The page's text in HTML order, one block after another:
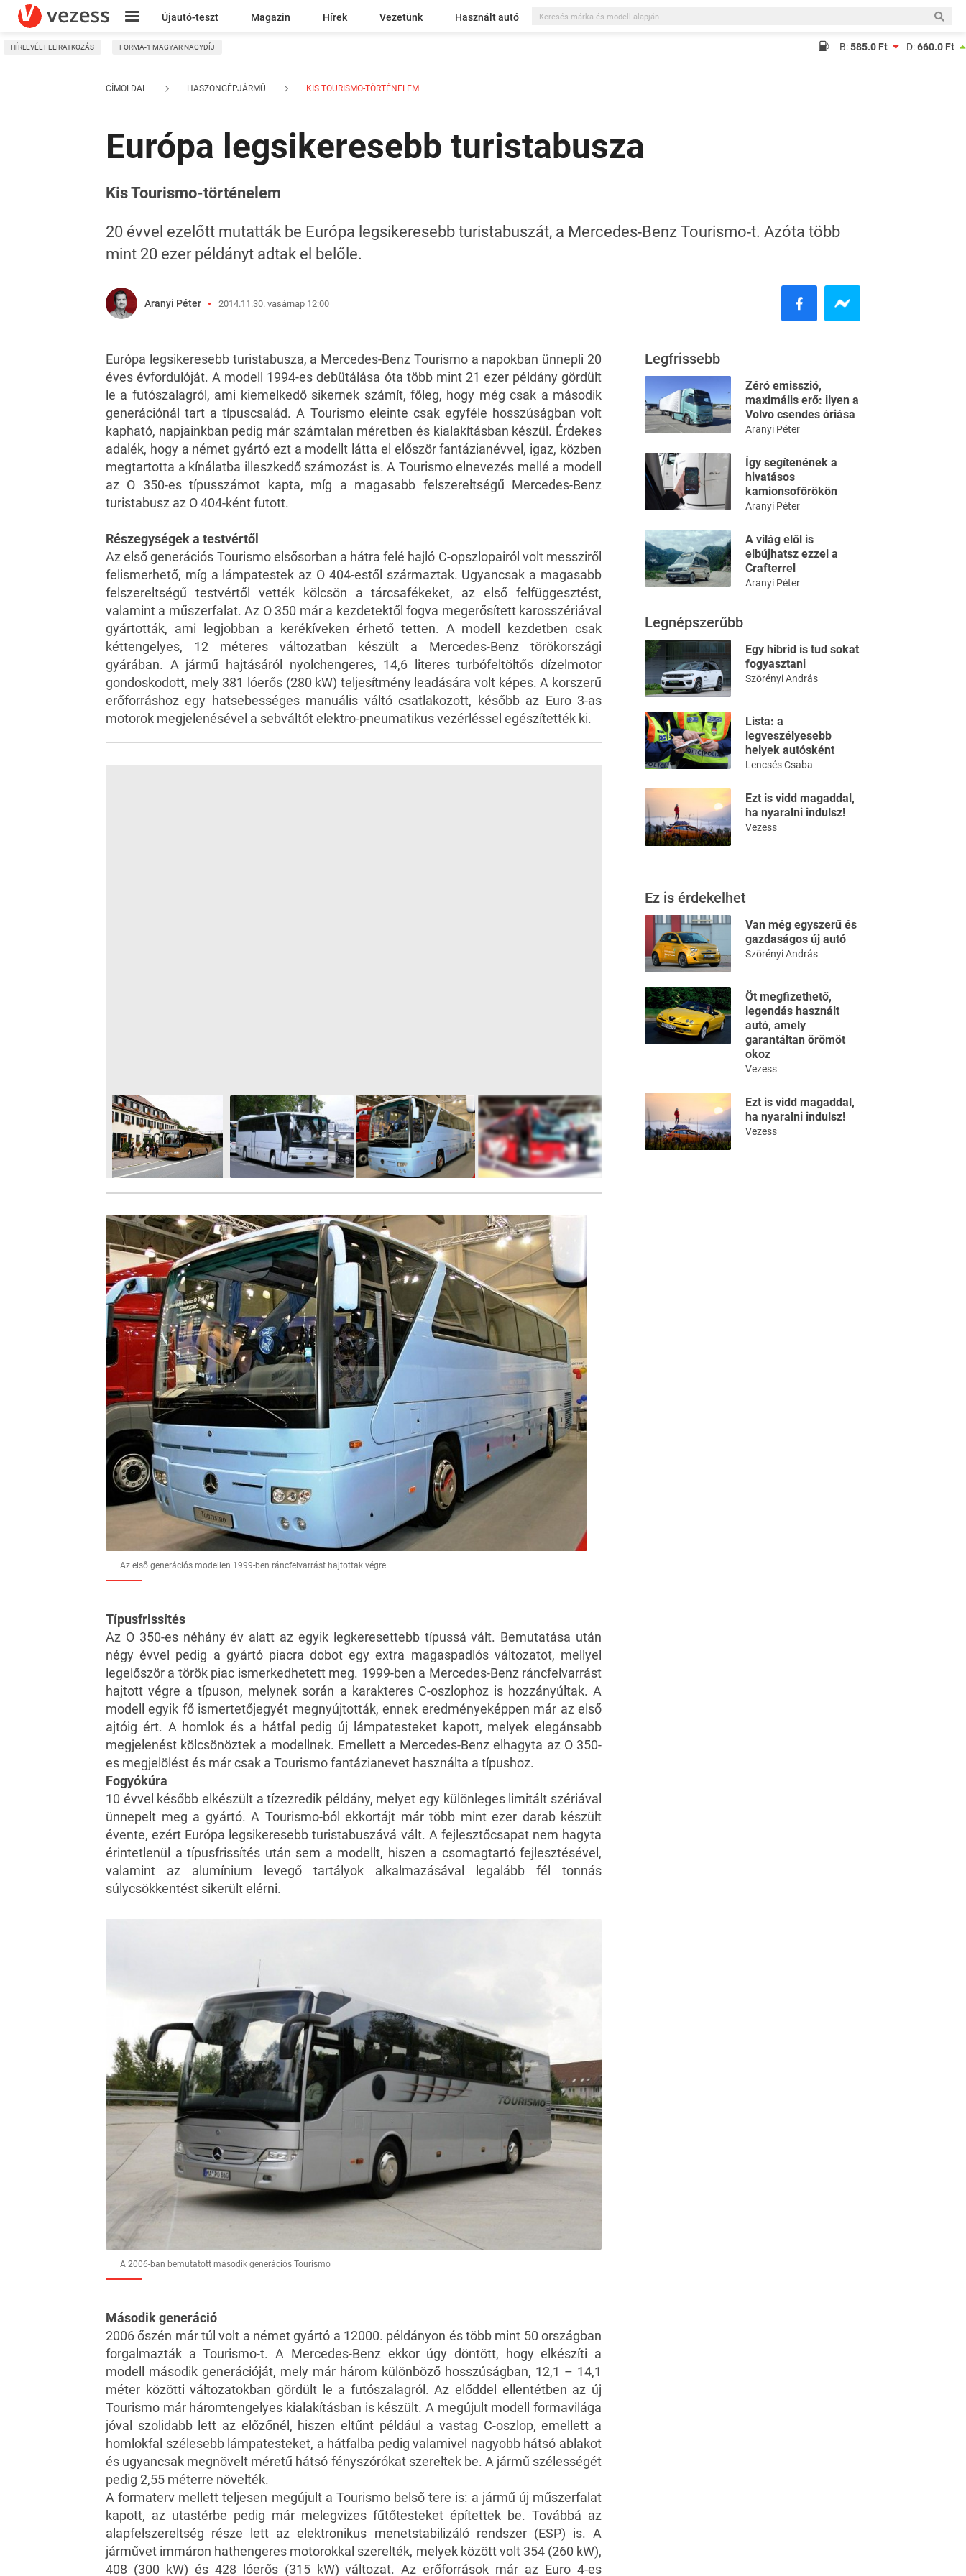
Újautó-teszt Magazin Hírek Vezetünk Használt autó
Kresz
HÍRLEVÉL FELIRATKOZÁS FORMA-1 MAGYAR NAGYDÍJ B:585.0 Ft D:660.0 Ft
CÍMOLDAL HASZONGÉPJÁRMŰ KIS TOURISMO-TÖRTÉNELEM
Európa legsikeresebb turistabusza
Kis Tourismo-történelem
20 évvel ezelőtt mutatták be Európa legsikeresebb turistabuszát, a Mercedes-Benz Tourismo-t. Azóta több
mint 20 ezer példányt adtak el belőle.
Aranyi Péter 2014.11.30. vasárnap 12:00
Európa legsikeresebb turistabusza, a Mercedes-Benz Tourismo a napokban ünnepli 20
éves évfordulóját. A modell 1994-es debütálása óta több mint 21 ezer példány gördült
le a futószalagról, ami kiemelkedő sikernek számít, főleg, hogy még csak a második
generációnál tart a típuscsalád. A Tourismo eleinte csak egyféle hosszúságban volt
kapható, napjainkban pedig már számtalan méretben és kialakításban készül. Érdekes
adalék, hogy a német gyártó ezt a modellt látta el először fantázianévvel, igaz, közben
megtartotta a kínálatba illeszkedő számozást is. A Tourismo elnevezés mellé a modell
az O 350-es típusszámot kapta, míg a magasabb felszereltségű Mercedes-Benz
turistabusz az O 404-ként futott.
Részegységek a testvértől
Az első generációs Tourismo elsősorban a hátra felé hajló C-opszlopairól volt messziről
felismerhető, míg a lámpatestek az O 404-estől származtak. Ugyancsak a magasabb
felszereltségű testvértől vették kölcsön a tárcsafékeket, az első felfüggesztést,
valamint a műszerfalat. Az O 350 már a kezdetektől fogva megerősített karosszériával
gyártották, ami legjobban a kerékíveken érhető tetten. A modell kezdetben csak
kéttengelyes, 12 méteres változatban készült a Mercedes-Benz törökországi
gyárában. A jármű hajtásáról nyolchengeres, 14,6 literes turbófeltöltős dízelmotor
gondoskodott, mely 381 lóerős (280 kW) teljesítmény leadására volt képes. A korszerű
erőforráshoz egy hatsebességes manuális váltó csatlakozott, később az Euro 3-as
motorok megjelenésével a sebváltót elektro-pneumatikus vezérléssel egészítették ki.
Az első generációs modellen 1999-ben ráncfelvarrást hajtottak végre
Típusfrissítés
Az O 350-es néhány év alatt az egyik legkeresettebb típussá vált. Bemutatása után
négy évvel pedig a gyártó piacra dobot egy extra magaspadlós változatot, mellyel
legelőször a török piac ismerkedhetett meg. 1999-ben a Mercedes-Benz ráncfelvarrást
hajtott végre a típuson, melynek során a karakteres C-oszlophoz is hozzányúltak. A
modell egyik fő ismertetőjegyét megnyújtották, ennek eredményeképpen már az első
ajtóig ért. A homlok és a hátfal pedig új lámpatesteket kapott, melyek elegánsabb
megjelenést kölcsönöztek a modellnek. Emellett a Mercedes-Benz elhagyta az O 350-
es megjelölést és már csak a Tourismo fantázianevet használta a típushoz.
Fogyókúra
10 évvel később elkészült a tízezredik példány, melyet egy különleges limitált szériával
ünnepelt meg a gyártó. A Tourismo-ból ekkortájt már több mint ezer darab készült
évente, ezért Európa legsikeresebb turistabuszává vált. A fejlesztőcsapat nem hagyta
érintetlenül a típusfrissítés után sem a modellt, hiszen a csomagtartó fejlesztésével,
valamint az alumínium levegő tartályok alkalmazásával legalább fél tonnás
súlycsökkentést sikerült elérni.
A 2006-ban bemutatott második generációs Tourismo
Második generáció
2006 őszén már túl volt a német gyártó a 12000. példányon és több mint 50 országban
forgalmazták a Tourismo-t. A Mercedes-Benz ekkor úgy döntött, hogy elkészíti a
modell második generációját, mely már három különböző hosszúságban, 12,1 – 14,1
méter közötti változatokban gördült le a futószalagról. Az előddel ellentétben az új
Tourismo már háromtengelyes kialakításban is készült. A megújult modell formavilága
jóval szolidabb lett az előzőnél, hiszen eltűnt például a vastag C-oszlop, emellett a
homlokfal szélesebb lámpatesteket, a hátfalba pedig valamivel nagyobb hátsó ablakot
és ugyancsak megnövelt méretű hátsó fényszórókat szereltek be. A jármű szélességét
pedig 2,55 méterre növelték.
A formaterv mellett teljesen megújult a Tourismo belső tere is: a jármű új műszerfalat
kapott, az utastérbe pedig már melegvizes fűtőtesteket építettek be. Továbbá az
alapfelszereltség része lett az elektronikus menetstabilizáló rendszer (ESP) is. A
járművet immáron hathengeres motorokkal szerelték, melyek között volt 354 (260 kW),
408 (300 kW) és 428 lóerős (315 kW) változat. Az erőforrások már az Euro 4-es
Legfrissebb
Zéró emisszió,
maximális erő: ilyen a
Volvo csendes óriása
Aranyi Péter
Így segítenének a
hivatásos
kamionsofőrökön
Aranyi Péter
A világ elől is
elbújhatsz ezzel a
Crafterrel
Aranyi Péter
Legnépszerűbb
Egy hibrid is tud sokat
fogyasztani
Szörényi András
Lista: a
legveszélyesebb
helyek autósként
Lencsés Csaba
Ezt is vidd magaddal,
ha nyaralni indulsz!
Vezess
Ez is érdekelhet
Van még egyszerű és
gazdaságos új autó
Szörényi András
Öt megfizethető,
legendás használt
autó, amely
garantáltan örömöt
okoz
Vezess
Ezt is vidd magaddal,
ha nyaralni indulsz!
Vezess